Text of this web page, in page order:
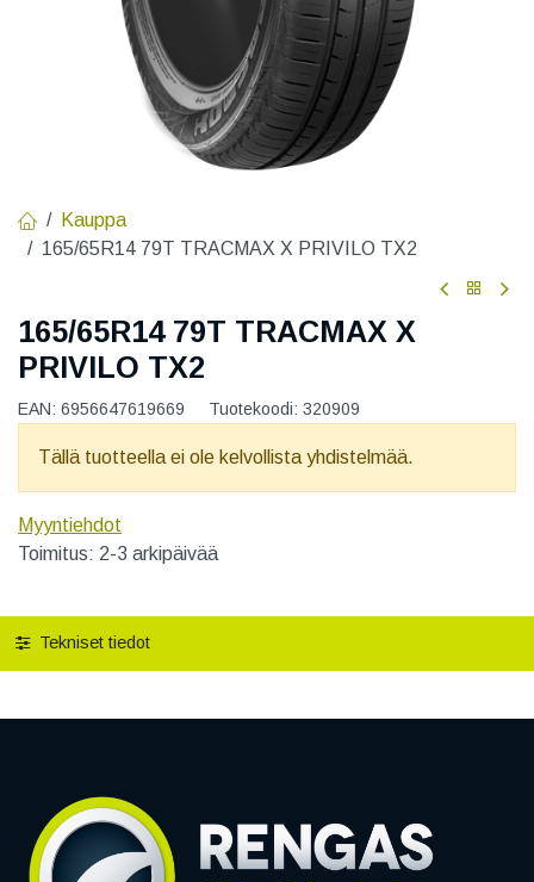
Kauppa
165/65R14 79T TRACMAX X PRIVILO TX2
165/65R14 79T TRACMAX X
PRIVILO TX2
EAN: 6956647619669 Tuotekoodi: 320909
Tällä tuotteella ei ole kelvollista yhdistelmää.
Myyntiehdot
Toimitus: 2-3 arkipäivää
Tekniset tiedot